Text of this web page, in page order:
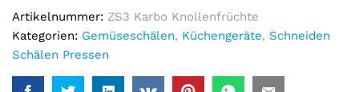
Artikelnummer: ZS3 Karbo Knollenfrüchte
Kategorien: Gemüseschälen, Küchengeräte, Schneiden
Schälen Pressen